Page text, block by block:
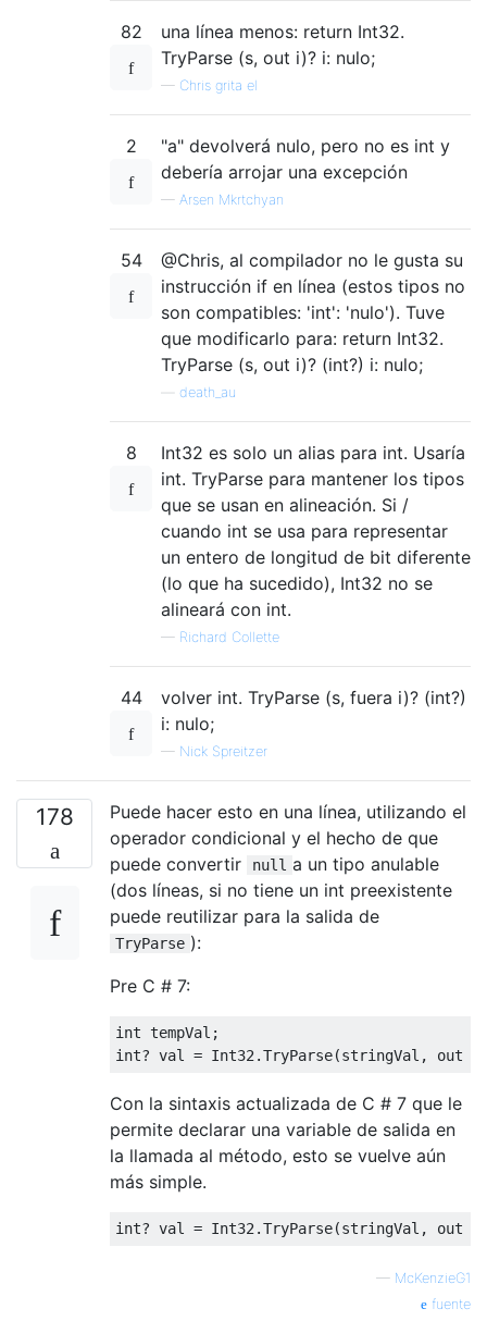
82
una línea menos: return Int32.
TryParse (s, out i)? i: nulo;
— Chris grita el
2
"a" devolverá nulo, pero no es int y
debería arrojar una excepción
— Arsen Mkrtchyan
54
@Chris, al compilador no le gusta su
instrucción if en línea (estos tipos no
son compatibles: 'int': 'nulo'). Tuve
que modificarlo para: return Int32.
TryParse (s, out i)? (int?) i: nulo;
death_au
8
Int32 es solo un alias para int. Usaría
int. TryParse para mantener los tipos
que se usan en alineación. Si /
cuando int se usa para representar
un entero de longitud de bit diferente
(lo que ha sucedido), Int32 no se
alineará con int.
— Richard Collette
44
volver int. TryParse (s, fuera i)? (int?)
i: nulo;
— Nick Spreitzer
178
Puede hacer esto en una línea, utilizando el
operador condicional y el hecho de que
puede convertir
null a un tipo anulable
(dos líneas, si no tiene un int preexistente
puede reutilizar para la salida de
TryParse ):
Pre C # 7:
int tempVal ;
int? val = Int32 .TryParse(stringVal , out
Con la sintaxis actualizada de C # 7 que le
permite declarar una variable de salida en
la llamada al método, esto se vuelve aún
más simple.
int? val = Int32 .TryParse(stringVal , out
— McKenzieG1
fuente